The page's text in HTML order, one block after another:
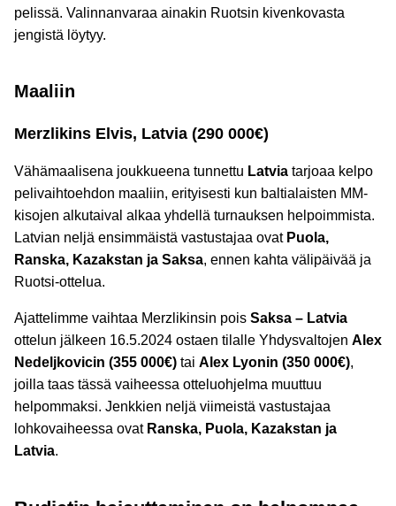
pelissä. Valinnanvaraa ainakin Ruotsin kivenkovasta
jengistä löytyy.
Maaliin
Merzlikins Elvis, Latvia (290 000€)
Vähämaalisena joukkueena tunnettu Latvia tarjoaa kelpo
pelivaihtoehdon maaliin, erityisesti kun baltialaisten MM-
kisojen alkutaival alkaa yhdellä turnauksen helpoimmista.
Latvian neljä ensimmäistä vastustajaa ovat Puola,
Ranska, Kazakstan ja Saksa, ennen kahta välipäivää ja
Ruotsi-ottelua.
Ajattelimme vaihtaa Merzlikinsin pois Saksa – Latvia
ottelun jälkeen 16.5.2024 ostaen tilalle Yhdysvaltojen Alex
Nedeljkovicin (355 000€) tai Alex Lyonin (350 000€),
joilla taas tässä vaiheessa otteluohjelma muuttuu
helpommaksi. Jenkkien neljä viimeistä vastustajaa
lohkovaiheessa ovat Ranska, Puola, Kazakstan ja
Latvia.